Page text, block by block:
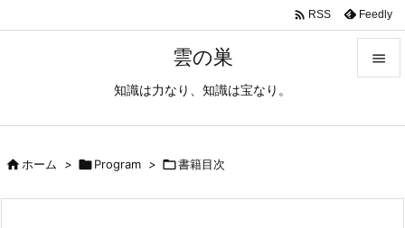
雲の巣
知識は力なり、知識は宝なり。

 RSS Feedly
ホーム > Program > 書籍目次